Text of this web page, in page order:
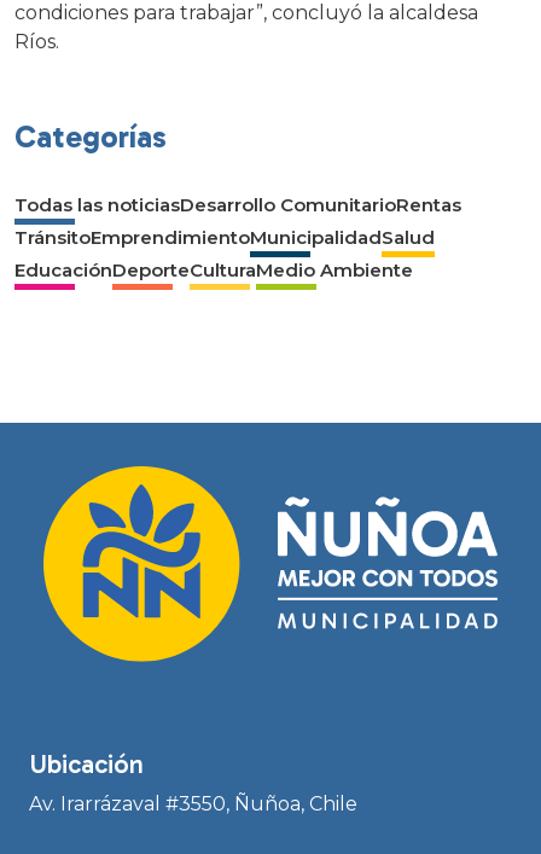
condiciones para trabajar”, concluyó la alcaldesa
Ríos.
Categorías
Todas las noticiasDesarrollo ComunitarioRentas
TránsitoEmprendimientoMunicipalidadSalud
EducaciónDeporteCulturaMedio Ambiente
Ubicación
Av. Irarrázaval #3550, Ñuñoa, Chile